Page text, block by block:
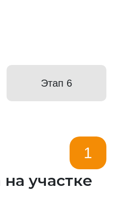
Этап 6
1
участке